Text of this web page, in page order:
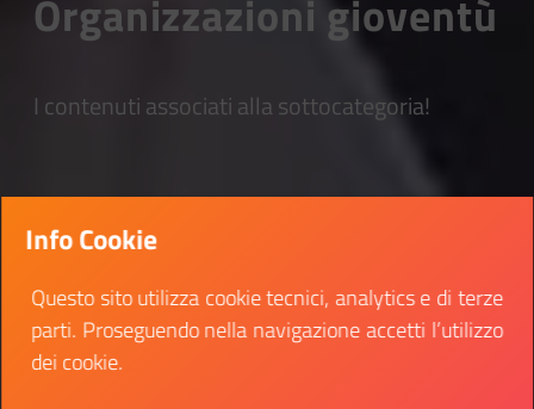
Organizzazioni gioventù
I contenuti associati alla sottocategoria!
Info Cookie
Questo sito utilizza cookie tecnici, analytics e di terze
parti. Proseguendo nella navigazione accetti l’utilizzo
dei cookie.